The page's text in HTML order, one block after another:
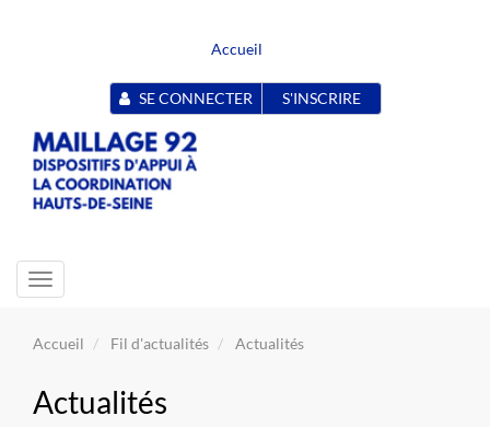
Accueil
SE CONNECTER S'INSCRIRE
Toggle
navigation
Accueil Fil d'actualités Actualités
Actualités